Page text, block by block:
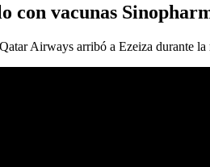
con vacunas
Airways arribó a Ezeiza durante la